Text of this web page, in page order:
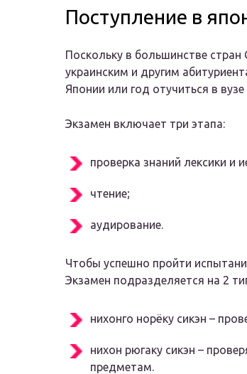
Поступление в
Поскольку в большинстве
украинским и другим
Японии или год отучиться в
Экзамен включает три этапа:
проверка знаний лексики и
чтение;
аудирование.
Чтобы успешно пройти
Экзамен подразделяется на 2
нихонго норёку сикэн –
нихон рюгаку сикэн –
предметам.